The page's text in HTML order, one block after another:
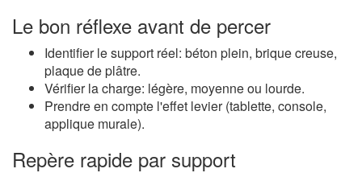
Le bon réflexe avant de percer
Identifier le support réel: béton plein, brique creuse,
plaque de plâtre.
Vérifier la charge: légère, moyenne ou lourde.
Prendre en compte l'effet levier (tablette, console,
applique murale).
Repère rapide par support